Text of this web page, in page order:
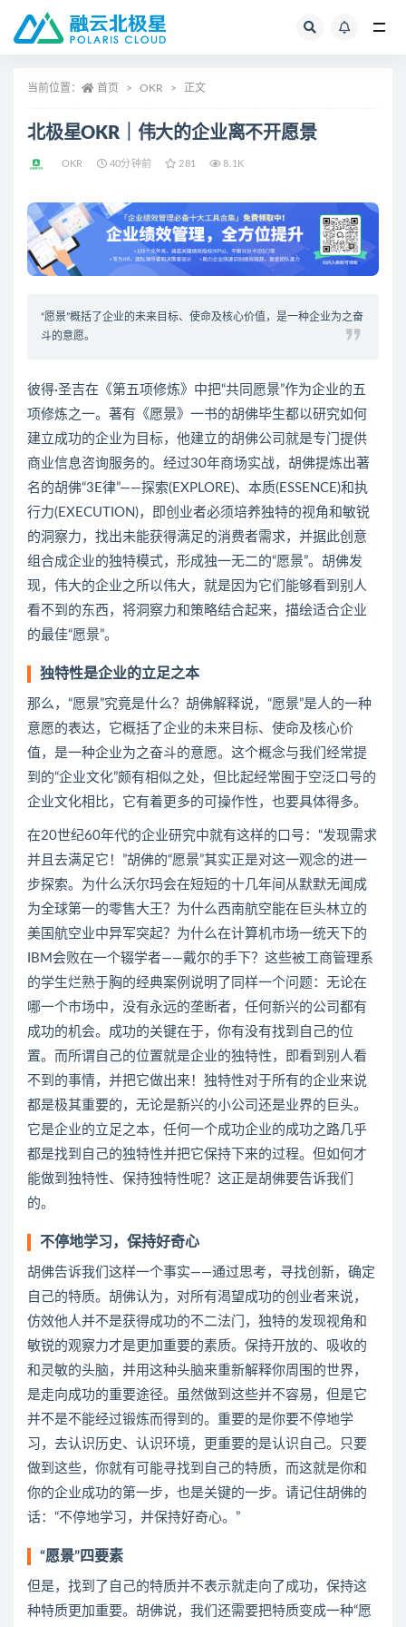
当前位置： 首页 OKR 正文
北极星OKR｜伟大的企业离不开愿景
OKR 40分钟前 281 8.1K
“愿景”概括了企业的未来目标、使命及核心价值，是一种企业为之奋
斗的意愿。
彼得·圣吉在《第五项修炼》中把“共同愿景”作为企业的五
项修炼之一。著有《愿景》一书的胡佛毕生都以研究如何
建立成功的企业为目标，他建立的胡佛公司就是专门提供
商业信息咨询服务的。经过30年商场实战，胡佛提炼出著
名的胡佛“3E律”——探索(EXPLORE)、本质(ESSENCE)和执
行力(EXECUTION)，即创业者必须培养独特的视角和敏锐
的洞察力，找出未能获得满足的消费者需求，并据此创意
组合成企业的独特模式，形成独一无二的“愿景”。胡佛发
现，伟大的企业之所以伟大，就是因为它们能够看到别人
看不到的东西，将洞察力和策略结合起来，描绘适合企业
的最佳“愿景”。
独特性是企业的立足之本
那么，“愿景”究竟是什么？胡佛解释说，“愿景”是人的一种
意愿的表达，它概括了企业的未来目标、使命及核心价
值，是一种企业为之奋斗的意愿。这个概念与我们经常提
到的“企业文化”颇有相似之处，但比起经常囿于空泛口号的
企业文化相比，它有着更多的可操作性，也要具体得多。
在20世纪60年代的企业研究中就有这样的口号：“发现需求
并且去满足它！”胡佛的“愿景”其实正是对这一观念的进一
步探索。为什么沃尔玛会在短短的十几年间从默默无闻成
为全球第一的零售大王？为什么西南航空能在巨头林立的
美国航空业中异军突起？为什么在计算机市场一统天下的
IBM会败在一个辍学者——戴尔的手下？这些被工商管理系
的学生烂熟于胸的经典案例说明了同样一个问题：无论在
哪一个市场中，没有永远的垄断者，任何新兴的公司都有
成功的机会。成功的关键在于，你有没有找到自己的位
置。而所谓自己的位置就是企业的独特性，即看到别人看
不到的事情，并把它做出来！独特性对于所有的企业来说
都是极其重要的，无论是新兴的小公司还是业界的巨头。
它是企业的立足之本，任何一个成功企业的成功之路几乎
都是找到自己的独特性并把它保持下来的过程。但如何才
能做到独特性、保持独特性呢？这正是胡佛要告诉我们
的。
不停地学习，保持好奇心
胡佛告诉我们这样一个事实——通过思考，寻找创新，确定
自己的特质。胡佛认为，对所有渴望成功的创业者来说，
仿效他人并不是获得成功的不二法门，独特的发现视角和
敏锐的观察力才是更加重要的素质。保持开放的、吸收的
和灵敏的头脑，并用这种头脑来重新解释你周围的世界，
是走向成功的重要途径。虽然做到这些并不容易，但是它
并不是不能经过锻炼而得到的。重要的是你要不停地学
习，去认识历史、认识环境，更重要的是认识自己。只要
做到这些，你就有可能寻找到自己的特质，而这就是你和
你的企业成功的第一步，也是关键的一步。请记住胡佛的
话：“不停地学习，并保持好奇心。”
“愿景”四要素
但是，找到了自己的特质并不表示就走向了成功，保持这
种特质更加重要。胡佛说，我们还需要把特质变成一种“愿